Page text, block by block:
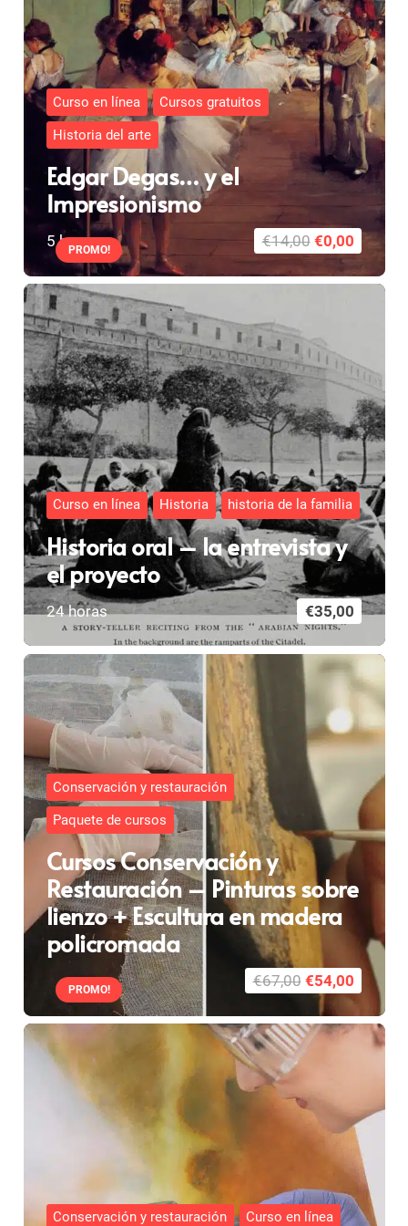
Curso en línea
Cursos gratuitos
Historia del arte
Edgar Degas… y el
Impresionismo
5horas
PROMO!
€14,00 El
precio
€14,00.
€0,00El
precio
actual
Curso en línea Historia historia de la familia
Historia oral – la entrevista y
el proyecto
24horas €35,00
Conservación y restauración
Paquete de cursos
Cursos Conservación y
Restauración – Pinturas sobre
lienzo + Escultura en madera
policromada
PROMO!
€67,00 El
precio
original
era:
€54,00El
precio
actual
Conservación y restauración Curso en línea